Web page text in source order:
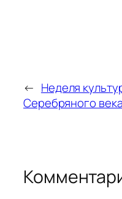
← Неделя
Серебряного века